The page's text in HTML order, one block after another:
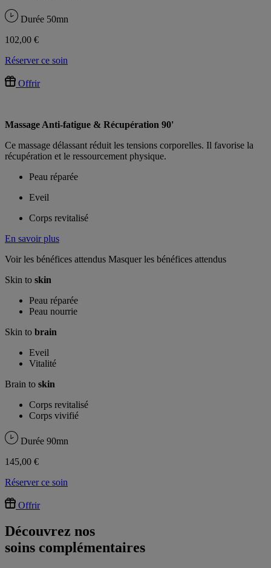
Durée 50mn
102,00 €
Réserver ce soin
Offrir
Massage Anti-fatigue & Récupération 90'
Ce massage délassant réduit les tensions corporelles. Il favorise la
récupération et le ressourcement physique.
Peau réparée
Eveil
Corps revitalisé
En savoir plus
Voir les bénéfices attendus Masquer les bénéfices attendus
Skin to skin
Peau réparée
Peau nourrie
Skin to brain
Eveil
Vitalité
Brain to skin
Corps revitalisé
Corps vivifié
Durée 90mn
145,00 €
Réserver ce soin
Offrir
Découvrez nos
soins complémentaires